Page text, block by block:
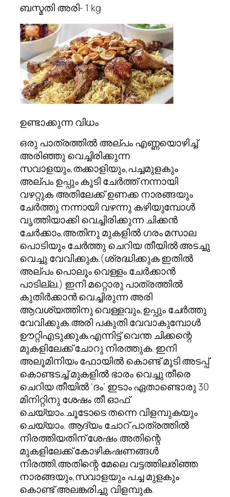
ബസ്മതി അരി- 1 kg
ഉണ്ടാക്കുന്ന വിധം
ഒരു പാത്രത്തിൽ അല്പം എണ്ണയൊഴിച്ച്
അരിഞ്ഞു വെച്ചിരിക്കുന്ന
സവാളയും,തക്കാളിയും,പച്ചമുളകും
അല്പം ഉപ്പും കൂടി ചേർത്ത് നന്നായി
വഴറ്റുക അതിലേക്ക്‌ ഉണക്ക നാരങ്ങയും
ചേർത്തു നന്നായി വഴന്നു കഴിയുമ്പോൾ
വൃത്തിയാക്കി വെച്ചിരിക്കുന്ന ചിക്കൻ
ചേർക്കാം.അതിനു മുകളിൽ ഗരം മസാല
പൊടിയും ചേർത്തു ചെറിയ തീയിൽ അടച്ചു
വെച്ചു വേവിക്കുക.(ശ്രദ്ധിക്കുക ഇതിൽ
അല്പം പൊലൂം വെള്ളം ചേർക്കാൻ
പാടില്ല.) ഇനി മറ്റൊരു പാത്രത്തിൽ
കുതിർക്കാൻ വെച്ചിരുന്ന അരി
ആവശ്യത്തിനു വെള്ളവും,ഉപ്പും ചേർത്തു
വേവിക്കുക.അരി പകുതി വേവാകുമ്പോൾ
ഊറ്റിഎടുക്കുക.എന്നിട്ട് വെന്ത ചിക്കന്റെ
മുകളിലേക്ക് ചോറു നിരത്തുക. ഇനി
അലൂമിനിയം ഫോയിൽ കൊണ്ട് മൂടി അടപ്പ്
കൊണ്ടടച്ച് മുകളിൽ ഭാരം വെച്ചു തീരെ
ചെറിയ തീയിൽ ‘ദം’ ഇടാം ഏതാണ്ടൊരു 30
മിനിറ്റിനു ശേഷം തീ ഓഫ്‌
ചെയ്യാം.ചൂടോടെ തന്നെ വിളമ്പുകയും
ചെയ്യാം. ആദ്യം ചോറ് പാത്രത്തിൽ
നിരത്തിയതിന് ശേഷം അതിന്റെ
മുകളിലേക്ക് കോഴികഷണങ്ങൾ
നിരത്തി.അതിന്റെ മേലെ വട്ടത്തിലരിഞ്ഞ
നാരങ്ങയും,സവാളയും പച്ച മുളകും
കൊണ്ട് അലങ്കരിച്ചു വിളമ്പുക.